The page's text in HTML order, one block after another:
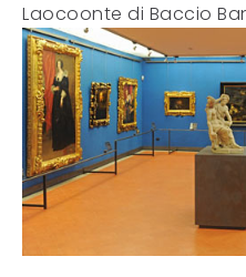
Laocoonte di Baccio